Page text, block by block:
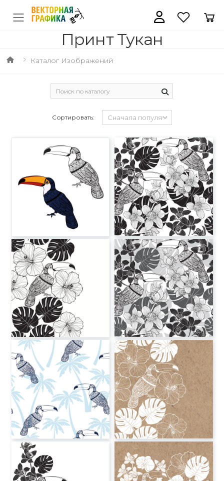
Принт Тукан
Каталог Изображений
Сортировать: